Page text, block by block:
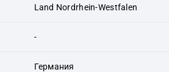
Land Nordrhein-Westfalen
-
Германия